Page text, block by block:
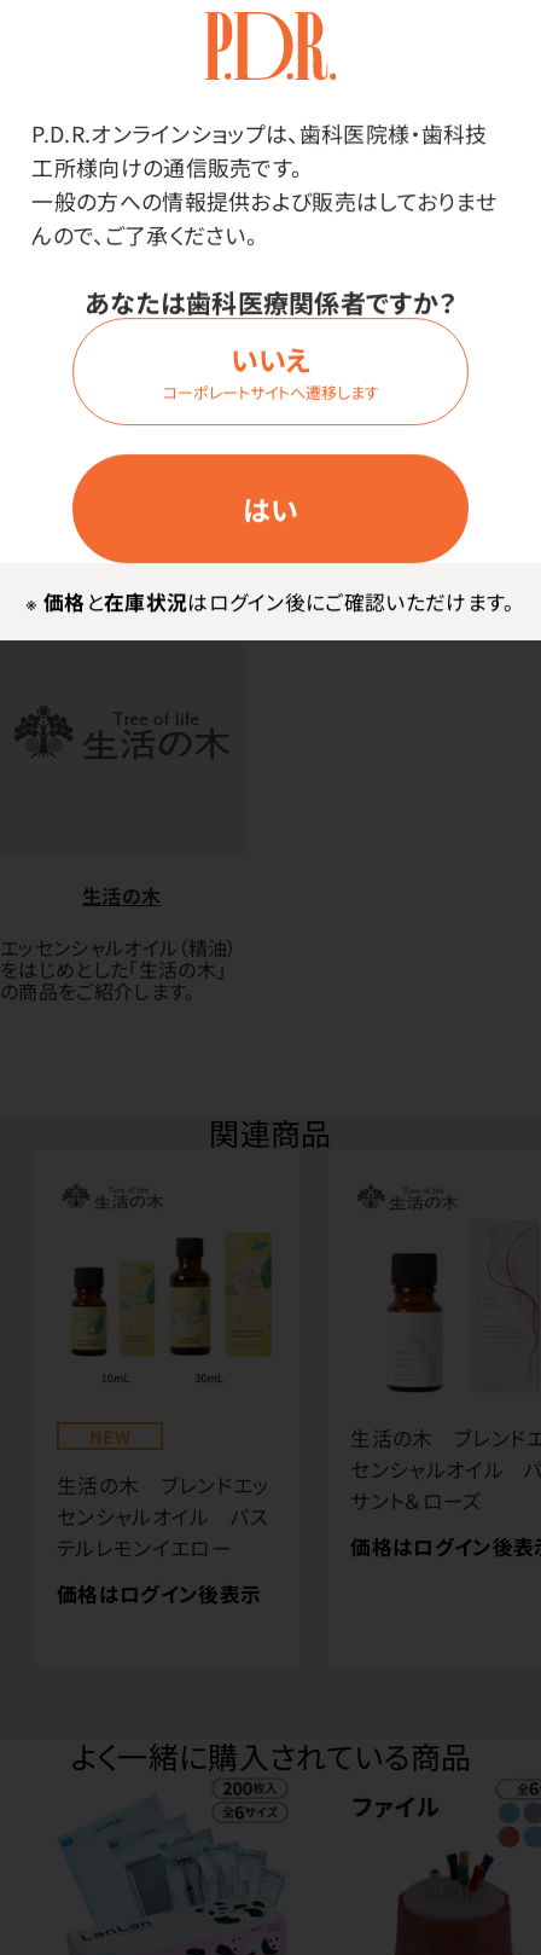
P.D.R.オンラインショップは、歯科医院様・歯科技
工所様向けの通信販売です。
一般の方への情報提供および販売はしておりませ
んので、ご了承ください。
あなたは歯科医療関係者ですか？
はい
いいえ
コーポレートサイトへ遷移します
※ 価格と在庫状況はログイン後にご確認いただけます。
●主な使用精油／ペパーミント、スペアミント、レモン、フ
ランジュパニ（プルメリア）
使用上の注意
※開封後はお早めにお使いください。
※ブレンド精油は、芳香専用です。アロマディフューザー
を使用したり、アロマストーンなどに垂らして空気中に
拡散してください。
生活の木
エッセンシャルオイル（精油）
をはじめとした「生活の木」
の商品をご紹介します。
関連商品
NEW
生活の木 ブレンドエッ
センシャルオイル パス
テルレモンイエロー
価格はログイン後表示
生活の木 ブレンド
センシャルオイル
サント＆ローズ
価格はログイン後表
よく一緒に購入されている商品